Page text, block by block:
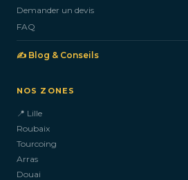
Demander un devis
FAQ
✍️ Blog & Conseils
NOS ZONES
📍 Lille
Roubaix
Tourcoing
Arras
Douai